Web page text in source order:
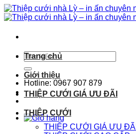
Chuyển
đến
dung
Tìm
kiếm:
Hotline: 0967 907 879
Trang chủ
Giới thiệu
THIỆP CƯỚI GIÁ ƯU ĐÃI
THIỆP CƯỚI
THIỆP CƯỚI GIÁ ƯU ĐÃI